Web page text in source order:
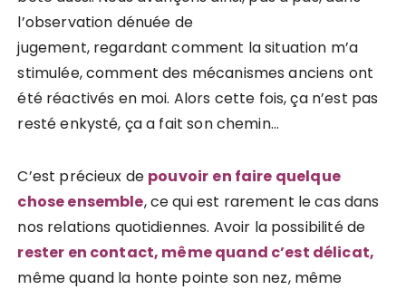
l’observation dénuée de
jugement, regardant comment la situation m’a
stimulée, comment des mécanismes anciens ont
été réactivés en moi. Alors cette fois, ça n’est pas
resté enkysté, ça a fait son chemin…
C’est précieux de pouvoir en faire quelque
chose ensemble, ce qui est rarement le cas dans
nos relations quotidiennes. Avoir la possibilité de
rester en contact, même quand c’est délicat,
même quand la honte pointe son nez, même